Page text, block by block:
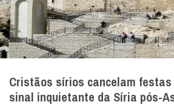
Cristãos sírios cancelam
sinal inquietante da Síria pós-